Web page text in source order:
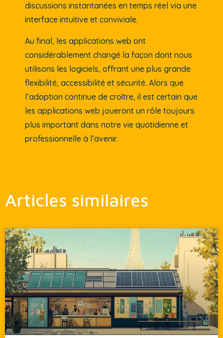
discussions instantanées en temps réel via une
interface intuitive et conviviale.
Au final, les applications web ont
considérablement changé la façon dont nous
utilisons les logiciels, offrant une plus grande
flexibilité, accessibilité et sécurité. Alors que
l’adoption continue de croître, il est certain que
les applications web joueront un rôle toujours
plus important dans notre vie quotidienne et
professionnelle à l’avenir.
Articles similaires